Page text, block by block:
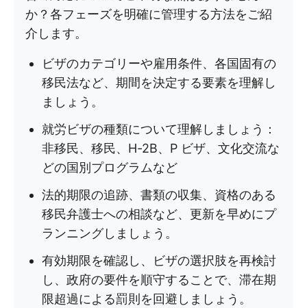
か？各フェーズを明確に管理する方法をご紹
介します。
ビザのカテゴリーや雇用条件、各国固有の
移民法など、期間を決定する要素を理解し
ましょう。
就労ビザの種類について理解しましょう：
非移民、移民、H-2B、P ビザ、文化交流な
どの国別プログラムなど
法的期限の追跡、書類の収集、資格のある
移民弁護士への相談など、更新を早めにプ
ランニングしましょう。
有効期限を確認し、ビザの選択肢を再検討
し、政府の要件を順守することで、滞在期
限超過による罰則を回避しましょう。